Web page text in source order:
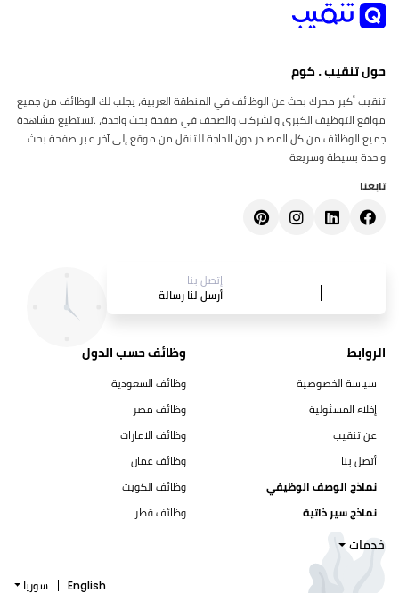
حول تنقيب . كوم
تنقيب أكبر محرك بحث عن الوظائف في المنطقة العربية، يجلب لك الوظائف من جميع
مواقع التوظيف الكبرى والشركات والصحف في صفحة بحث واحدة، .تستطيع مشاهدة
جميع الوظائف من كل المصادر دون الحاجة للتنقل من موقع إلى آخر عبر صفحة بحث
واحدة بسيطة وسريعة
تابعنا
إتصل بنا
أرسل لنا رسالة
الروابط
سياسة الخصوصية
إخلاء المسئولية
عن تنقيب
أتصل بنا
نماذج الوصف الوظيفي
نماذج سير ذاتية
وظائف حسب الدول
وظائف السعودية
وظائف مصر
وظائف الامارات
وظائف عمان
وظائف الكويت
وظائف قطر
خدمات
English سوريا